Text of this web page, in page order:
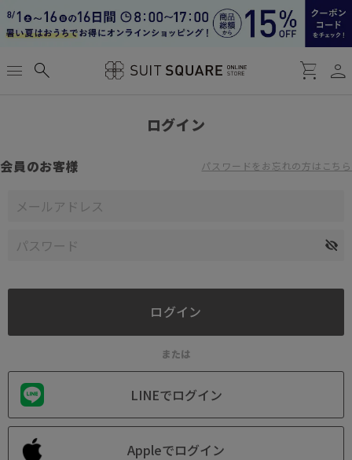
menu search shopping_cart person
ログイン
会員のお客様 パスワードをお忘れの方はこちら
または
LINEでログイン
Appleでログイン